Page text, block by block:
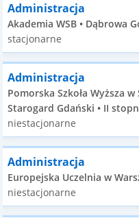
Administracja
Akademia WSB • Dąbrowa
stacjonarne
Administracja
Pomorska Szkoła Wyższa
Starogard Gdański • II
niestacjonarne
Administracja
Europejska Uczelnia w
niestacjonarne